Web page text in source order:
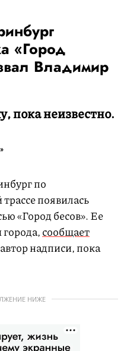
«Город
Владимир
пока неизвестно.
по
появилась
«Город бесов». Ее
сообщает
надписи, пока
НИЖЕ